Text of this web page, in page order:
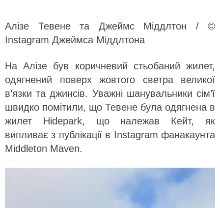
Алізе Тевене та Джеймс Міддлтон / ©
Instagram Джеймса Міддлтона
На Алізе був коричневий стьобаний жилет,
одягнений поверх жовтого светра великої
в’язки та джинсів. Уважні шанувальники сім’ї
швидко помітили, що Тевене була одягнена в
жилет Hidepark, що належав Кейт, як
випливає з публікації в Instagram фанакаунта
Middleton Maven.